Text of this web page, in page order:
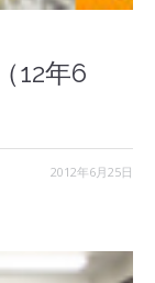
12年6
2012年6月25日